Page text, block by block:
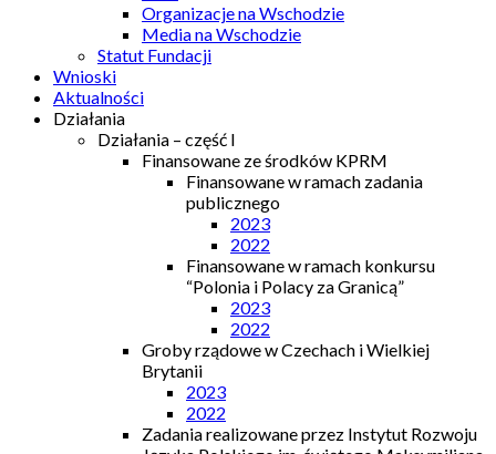
Organizacje na Wschodzie
Media na Wschodzie
Statut Fundacji
Wnioski
Aktualności
Działania
Działania – część I
Finansowane ze środków KPRM
Finansowane w ramach zadania
publicznego
2023
2022
Finansowane w ramach konkursu
“Polonia i Polacy za Granicą”
2023
2022
Groby rządowe w Czechach i Wielkiej
Brytanii
2023
2022
Zadania realizowane przez Instytut Rozwoju